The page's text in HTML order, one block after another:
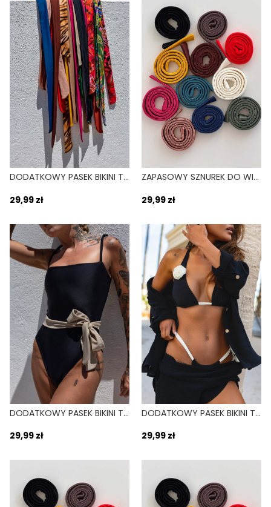
DODATKOWY PASEK BIKINI TIE DO PERSONALIZACJI BORDOWY SANGRIA
29,99 zł
ZAPASOWY SZNUREK DO WIĄZANIA BIKINI LINDA FIOLETOWY VOLCANO
29,99 zł
DODATKOWY PASEK BIKINI TIE DO PERSONALIZACJI BEŻOWY SAND
29,99 zł
DODATKOWY PASEK BIKINI TIE DO PERSONALIZACJI BIAŁY BONE
29,99 zł